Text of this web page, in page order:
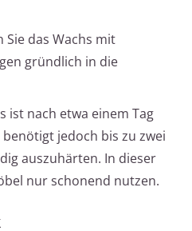
Sie das Wachs mit
gründlich in die
ist nach etwa einem Tag
jedoch bis zu zwei
auszuhärten. In dieser
nur schonend nutzen.